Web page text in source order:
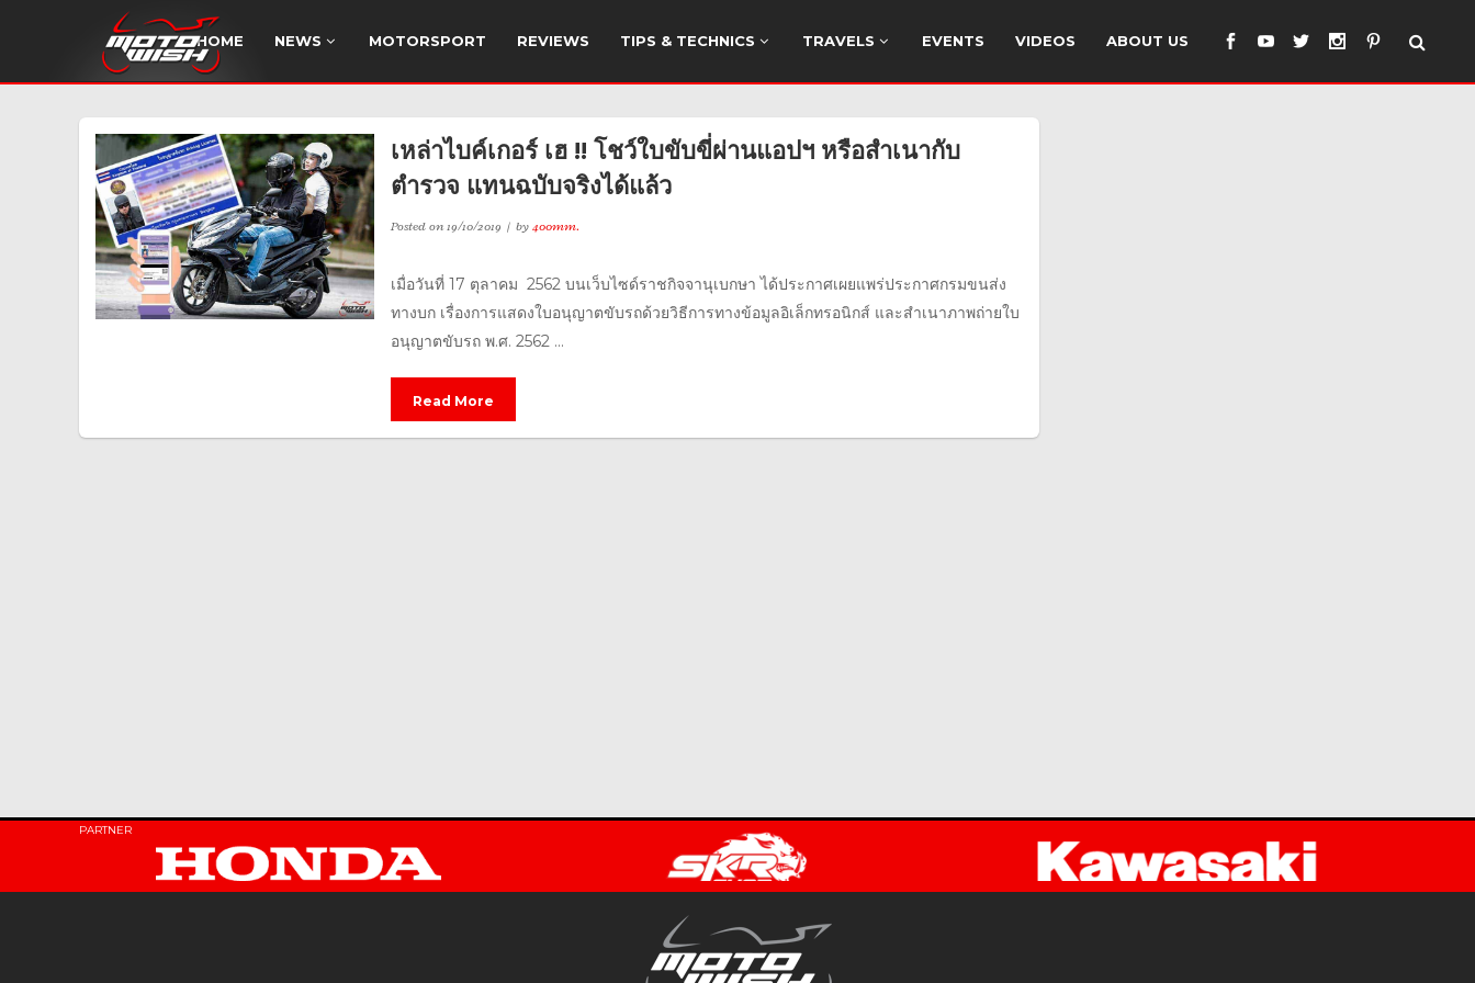
HOME NEWS MOTORSPORT REVIEWS TIPS & TECHNICS TRAVELS EVENTS VIDEOS ABOUT US
เหล่าไบค์เกอร์ เฮ !! โชว์ใบขับขี่ผ่านแอปฯ หรือสำเนากับ
ตำรวจ แทนฉบับจริงได้แล้ว
Posted on19/10/2019 by400mm.
เมื่อวันที่ 17 ตุลาคม 2562 บนเว็บไซด์ราชกิจจานุเบกษา ได้ประกาศเผยแพร่ประกาศกรมขนส่ง
ทางบก เรื่องการแสดงใบอนุญาตขับรถด้วยวิธีการทางข้อมูลอิเล็กทรอนิกส์ และสำเนาภาพถ่ายใบ
อนุญาตขับรถ พ.ศ. 2562 ...
Read More
PARTNER